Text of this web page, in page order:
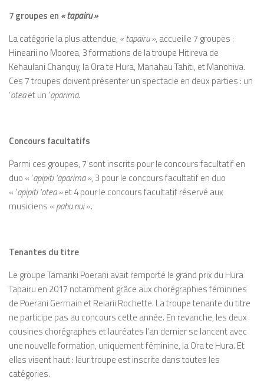
7 groupes en « tapairu »
La catégorie la plus attendue, « tapairu », accueille 7 groupes :
Hinearii no Moorea, 3 formations de la troupe Hitireva de
Kehaulani Chanquy, Ia Ora te Hura, Manahau Tahiti, et Manohiva.
Ces 7 troupes doivent présenter un spectacle en deux parties : un
‘öteaet un ‘aparima.
Concours facultatifs
Parmi ces groupes, 7 sont inscrits pour le concours facultatif en
duo « ‘apipiti ‘aparima », 3 pour le concours facultatif en duo
« ‘apipiti ‘otea »et 4 pour le concours facultatif réservé aux
musiciens « pahu nui».
Tenantes du titre
Le groupe Tamariki Poerani avait remporté le grand prix du Hura
Tapairu en 2017 notamment grâce aux chorégraphies féminines
de Poerani Germain et Reiarii Rochette. La troupe tenante du titre
ne participe pas au concours cette année. En revanche, les deux
cousines chorégraphes et lauréates l’an dernier se lancent avec
une nouvelle formation, uniquement féminine, Ia Ora te Hura. Et
elles visent haut : leur troupe est inscrite dans toutes les
catégories.